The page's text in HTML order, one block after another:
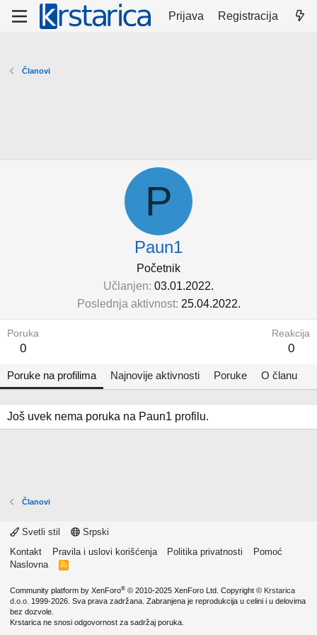
Prijava Registracija
Članovi
P
Paun1
Početnik
Učlanjen 03.01.2022.
Poslednja aktivnost 25.04.2022.
Poruka
0
Reakcija
0
Poruke na profilima Najnovije aktivnosti Poruke O članu
Još uvek nema poruka na Paun1 profilu.
Članovi
Svetli stil
Srpski
Kontakt
Pravila i uslovi korišćenja Politika privatnosti
Pomoć
Naslovna
R
Community platform by XenForo® © 2010-2025 XenForo Ltd. Copyright © Krstarica
d.o.o. 1999-2026. Sva prava zadržana. Zabranjena je reprodukcija u celini i u delovima
bez dozvole.
Krstarica ne snosi odgovornost za sadržaj poruka.